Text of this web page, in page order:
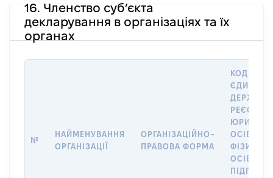
16. Членство суб’єкта
декларування в організаціях та їх
органах
№
НАЙМЕНУВАННЯ
ОРГАНІЗАЦІЇ
ОРГАНІЗАЦІЙНО-
ПРАВОВА ФОРМА
КОД В
РЕЄСТРІ
ОСІБ,
ОСІБ –